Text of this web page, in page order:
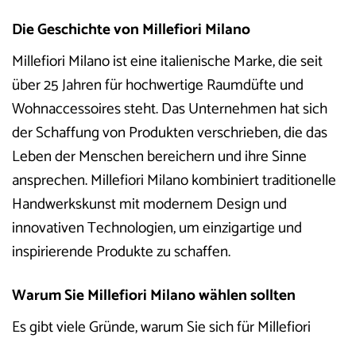
Die Geschichte von Millefiori Milano
Millefiori Milano ist eine italienische Marke, die seit
über 25 Jahren für hochwertige Raumdüfte und
Wohnaccessoires steht. Das Unternehmen hat sich
der Schaffung von Produkten verschrieben, die das
Leben der Menschen bereichern und ihre Sinne
ansprechen. Millefiori Milano kombiniert traditionelle
Handwerkskunst mit modernem Design und
innovativen Technologien, um einzigartige und
inspirierende Produkte zu schaffen.
Warum Sie Millefiori Milano wählen sollten
Es gibt viele Gründe, warum Sie sich für Millefiori